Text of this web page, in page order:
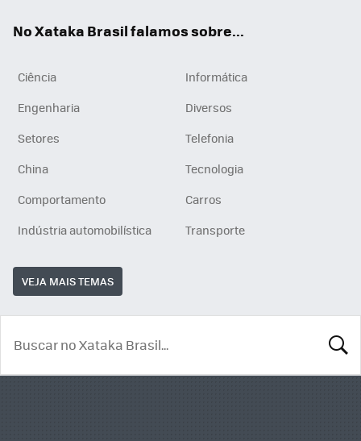
No Xataka Brasil falamos sobre...
Ciência
Informática
Engenharia
Diversos
Setores
Telefonia
China
Tecnologia
Comportamento
Carros
Indústria automobilística
Transporte
VEJA MAIS TEMAS